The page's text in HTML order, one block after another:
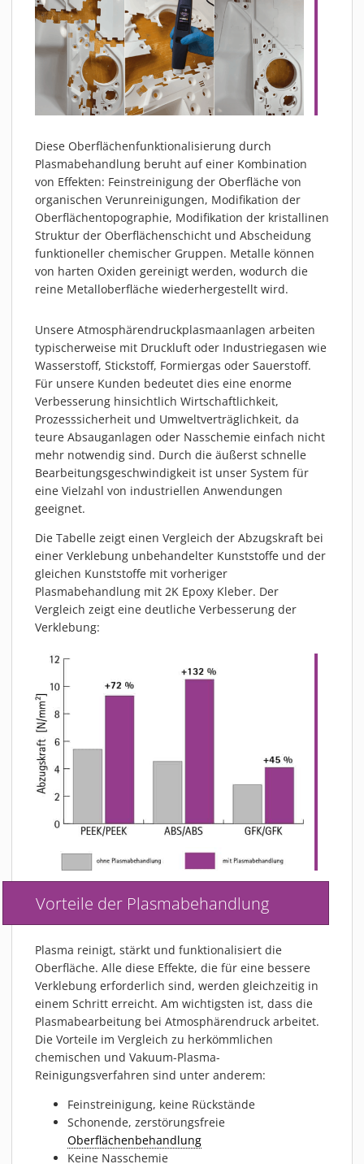
LACKIEREN
PLASMAAKTIVIERUNG
VERKLEBEN
MATERIALIEN
AKTUELLES
FACHARTIKEL
NEWS
REFERENZEN
VIDEOS
ÜBER UNS
VISION, MISSION, WERTE
HISTORIE
LEISTUNGEN
KARRIERE
KONTAKT
ONLINE SHOP
Diese Oberflächenfunktionalisierung durch
Plasmabehandlung beruht auf einer Kombination
von Effekten: Feinstreinigung der Oberfläche von
organischen Verunreinigungen, Modifikation der
Oberflächentopographie, Modifikation der kristallinen
Struktur der Oberflächenschicht und Abscheidung
funktioneller chemischer Gruppen. Metalle können
von harten Oxiden gereinigt werden, wodurch die
reine Metalloberfläche wiederhergestellt wird.
Unsere Atmosphärendruckplasmaanlagen arbeiten
typischerweise mit Druckluft oder Industriegasen wie
Wasserstoff, Stickstoff, Formiergas oder Sauerstoff.
Für unsere Kunden bedeutet dies eine enorme
Verbesserung hinsichtlich Wirtschaftlichkeit,
Prozesssicherheit und Umweltverträglichkeit, da
teure Absauganlagen oder Nasschemie einfach nicht
mehr notwendig sind. Durch die äußerst schnelle
Bearbeitungsgeschwindigkeit ist unser System für
eine Vielzahl von industriellen Anwendungen
geeignet.
Die Tabelle zeigt einen Vergleich der Abzugskraft bei
einer Verklebung unbehandelter Kunststoffe und der
gleichen Kunststoffe mit vorheriger
Plasmabehandlung mit 2K Epoxy Kleber. Der
Vergleich zeigt eine deutliche Verbesserung der
Verklebung:
Vorteile der Plasmabehandlung
Plasma reinigt, stärkt und funktionalisiert die
Oberfläche. Alle diese Effekte, die für eine bessere
Verklebung erforderlich sind, werden gleichzeitig in
einem Schritt erreicht. Am wichtigsten ist, dass die
Plasmabearbeitung bei Atmosphärendruck arbeitet.
Die Vorteile im Vergleich zu herkömmlichen
chemischen und Vakuum-Plasma-
Reinigungsverfahren sind unter anderem:
Feinstreinigung, keine Rückstände
Schonende, zerstörungsfreie
Oberflächenbehandlung
Keine Nasschemie